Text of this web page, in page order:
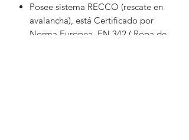
Posee sistema RECCO (rescate en
avalancha), está Certificado por
Norma Europea, EN 342 ( Ropa de